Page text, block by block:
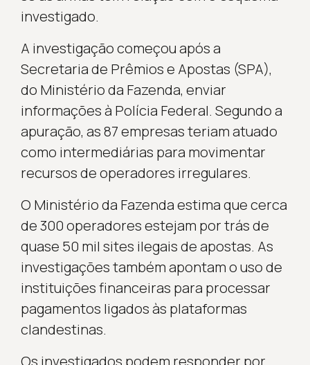
investigado.
A investigação começou após a
Secretaria de Prêmios e Apostas (SPA),
do Ministério da Fazenda, enviar
informações à Polícia Federal. Segundo a
apuração, as 87 empresas teriam atuado
como intermediárias para movimentar
recursos de operadores irregulares.
O Ministério da Fazenda estima que cerca
de 300 operadores estejam por trás de
quase 50 mil sites ilegais de apostas. As
investigações também apontam o uso de
instituições financeiras para processar
pagamentos ligados às plataformas
clandestinas.
Os investigados podem responder por